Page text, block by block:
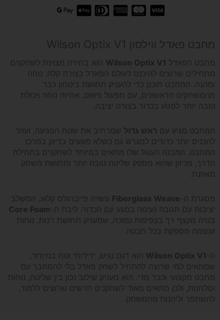
Wilson
Optix
V1
מחבט פאדל ווילסון Wilson Optix V1
מחבט הפאדל Wilson Optix V1 הוא בחירה מצוינת לשחקנים
מתחילים שרוצים להיכנס לעולם הפאדל בצורה קלה, נוחה
ומהנה. המחבט תוכנן כדי להעניק תחושת ביטחון כבר
מהמשחקים הראשונים, עם תפעול פשוט, אחיזה נוחה ויכולת
טובה יותר לפגוע בכדור בצורה יציבה.
המחבט מגיע עם ראש גדול שמרחיב את שטח הפגיעה, ועוזר
להכניס יותר כדורים למגרש גם כשלא פוגעים בדיוק במרכז
המחבט. המבנה העגול שלו מתאים במיוחד לשחקנים בתחילת
הדרך, מכיוון שהוא מספק שליטה טובה יותר ותחושת משחק
מאוזנת.
מסגרת ה- Fiberglass Weave עשויה פייברגלס קלוע, המשלב
יציבות עם תגובה נעימה במגע עם הכדור. ליבת ה- Core Foam
בנויה מקצף רך בצפיפות נמוכה, שמעניק תחושת רכות, נוחות
ועוצמה מספקת בכל חבטה.
ה- Wilson Optix V1 הוא דגם נגיש, ידידותי ונוח במיוחד,
שמתאים למי שרוצה להתחיל לשחק פאדל בלי להסתבך עם
מחבט מקצועי וכבד מדי. הוא מעניק שילוב נכון בין שליטה, נוחות
וסלחנות, ולכן מתאים מאוד לשחקנים חדשים שרוצים ללמוד,
להשתפר וליהנות מהמשחק.